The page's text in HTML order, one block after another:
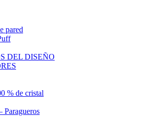
pared
DEL DISEÑO
% de cristal
Paragueros